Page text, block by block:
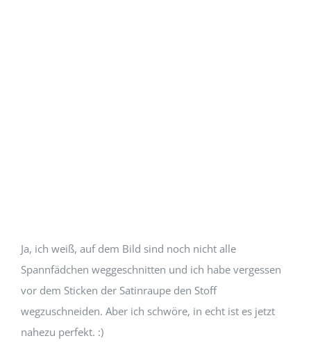
Ja, ich weiß, auf dem Bild sind noch nicht alle
Spannfädchen weggeschnitten und ich habe vergessen
vor dem Sticken der Satinraupe den Stoff
wegzuschneiden. Aber ich schwöre, in echt ist es jetzt
nahezu perfekt. :)